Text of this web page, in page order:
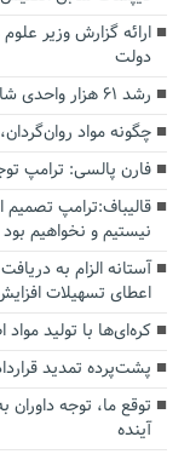
ارائه گزارش وزیر
دولت
رشد ۶۱ هزار واحدی شاخص بورس
چگونه مواد
فارن پالسی: ترامپ
قالیباف:ترامپ تصمیم
نیستیم و نخواهیم بود
اعطای تسهیلات
کره‌ای‌ها با تولید
پشت‌پرده تمدید
توقع ما، توجه
آینده